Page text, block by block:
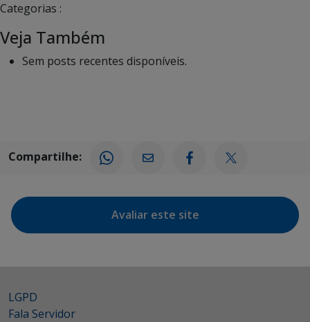
Categorias :
Veja Também
Sem posts recentes disponíveis.
Compartilhe:
Avaliar este site
LGPD
Fala Servidor